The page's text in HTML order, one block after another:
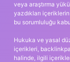
veya araştırma
yazdıkları
bu sorumluluğu
Hukuka ve yasal
içerikleri,
halinde, ilgili